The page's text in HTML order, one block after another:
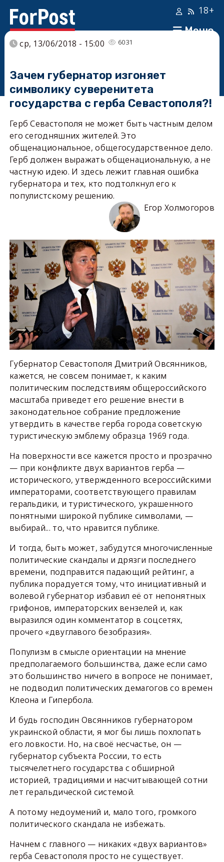
Меню
18+
ср, 13/06/2018 - 15:00 6031
Зачем губернатор изгоняет
символику суверенитета
государства с герба Севастополя?!
Герб Севастополя не может быть частным делом
его сегодняшних жителей. Это
общенациональное, общегосударственное дело.
Герб должен выражать общенациональную, а не
частную идею. И здесь лежит главная ошибка
губернатора и тех, кто подтолкнул его к
популистскому решению.
Егор Холмогоров
Губернатор Севастополя Дмитрий Овсянников,
кажется, не совсем понимает, к каким
политическим последствиям общероссийского
масштаба приведет его решение внести в
законодательное собрание предложение
утвердить в качестве герба города советскую
туристическую эмблему образца 1969 года.
На поверхности все кажется просто и прозрачно
— при конфликте двух вариантов герба —
исторического, утвержденного всероссийскими
императорами, соответствующего правилам
геральдики, и туристического, украшенного
понятными широкой публике символами, —
выбирай... то, что нравится публике.
И тогда, быть может, забудутся многочисленные
политические скандалы и дрязги последнего
времени, подправится падающий рейтинг, а
публика порадуется тому, что инициативный и
волевой губернатор избавил её от непонятных
грифонов, императорских вензелей и, как
выразился один комментатор в соцсетях,
прочего «двуглавого безобразия».
Популизм в смысле ориентации на мнение
предполагаемого большинства, даже если само
это большинство ничего в вопросе не понимает,
не подводил политических демагогов со времен
Клеона и Гипербола.
И будь господин Овсянников губернатором
украинской области, я мог бы лишь похлопать
его ловкости. Но, на своё несчастье, он —
губернатор субъекта России, то есть
тысячелетнего государства с обширной
историей, традициями и насчитывающей сотни
лет геральдической системой.
А потому недоумений и, мало того, громкого
политического скандала не избежать.
Начнем с главного — никаких «двух вариантов»
герба Севастополя просто не существует.